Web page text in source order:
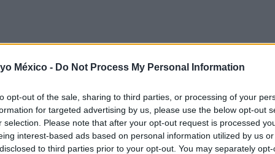
México - Do Not Process My Personal Information
opt-out of the sale, sharing to third parties, or processing of your
for targeted advertising by us, please use the below opt-out
selection. Please note that after your opt-out request is processed
interest-based ads based on personal information utilized by us
to third parties prior to your opt-out. You may separately
En este artículo,te presentamos laPirámide de la
física debe realizar un niño
base, encontramos las actividades que el niño de 3 a 6
deben desarrollarse con frecuencia, incluso varias veces a
que también deberían desarrollarse con frecuencia. Y,